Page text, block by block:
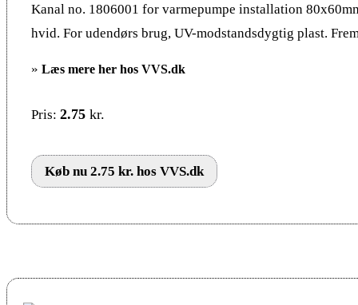
Kanal no. 1806001 for varmepumpe installation
hvid. For udendørs brug, UV-modstandsdygtig plast.
» Læs mere her hos VVS.dk
Pris: 2.75 kr.
Køb nu 2.75 kr. hos VVS.dk